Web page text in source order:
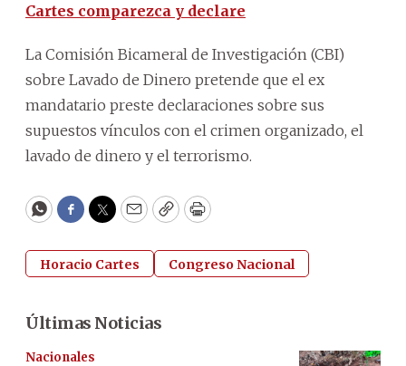
Cartes comparezca y declare
La Comisión Bicameral de Investigación (CBI)
sobre Lavado de Dinero pretende que el ex
mandatario preste declaraciones sobre sus
supuestos vínculos con el crimen organizado, el
lavado de dinero y el terrorismo.
WhatsApp
Facebook
Twitter
EmailCopyPrint
Horacio Cartes Congreso Nacional
Últimas Noticias
Nacionales